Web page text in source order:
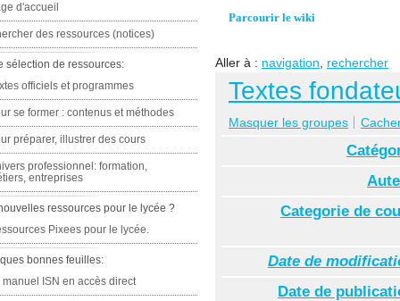
Parcourir le wiki
Aller à : navigation rechercher
Textes
Masquer les groupes
Categorie de
Date de
Date de
d'accueil
des ressources (notices)
sélection de ressources:
officiels et programmes
se former : contenus et méthodes
préparer, illustrer des cours
professionnel: formation,
entreprises
ressources pour le lycée ?
Pixees pour le lycée.
bonnes feuilles:
manuel ISN en accès direct